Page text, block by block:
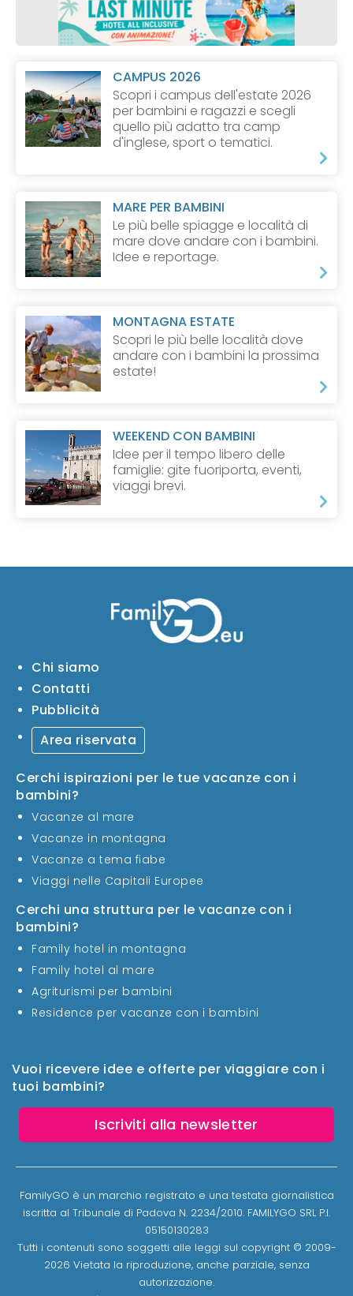
CAMPUS 2026
Scopri i campus dell'estate 2026
per bambini e ragazzi e scegli
quello più adatto tra camp
d'inglese, sport o tematici.
MARE PER BAMBINI
Le più belle spiagge e località di
mare dove andare con i bambini.
Idee e reportage.
MONTAGNA ESTATE
Scopri le più belle località dove
andare con i bambini la prossima
estate!
WEEKEND CON BAMBINI
Idee per il tempo libero delle
famiglie: gite fuoriporta, eventi,
viaggi brevi.
Vuoi ricevere idee e offerte per viaggiare con i
tuoi bambini?
Iscriviti alla newsletter
Chi siamo
Contatti
Pubblicità
Area riservata
Cerchi ispirazioni per le tue vacanze con i
bambini?
Vacanze al mare
Vacanze in montagna
Vacanze a tema fiabe
Viaggi nelle Capitali Europee
Cerchi una struttura per le vacanze con i
bambini?
Family hotel in montagna
Family hotel al mare
Agriturismi per bambini
Residence per vacanze con i bambini
FamilyGO è un marchio registrato e una testata giornalistica
iscritta al Tribunale di Padova N. 2234/2010. FAMILYGO SRL P.I.
05150130283
Tutti i contenuti sono soggetti alle leggi sul copyright © 2009-
2026 Vietata la riproduzione, anche parziale, senza
autorizzazione.